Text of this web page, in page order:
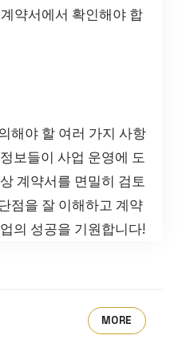
약서에서 확인해야 합
해야 할 여러 가지 사항
보들이 사업 운영에 도
계약서를 면밀히 검토
점을 잘 이해하고 계약
의 성공을 기원합니다!
MORE